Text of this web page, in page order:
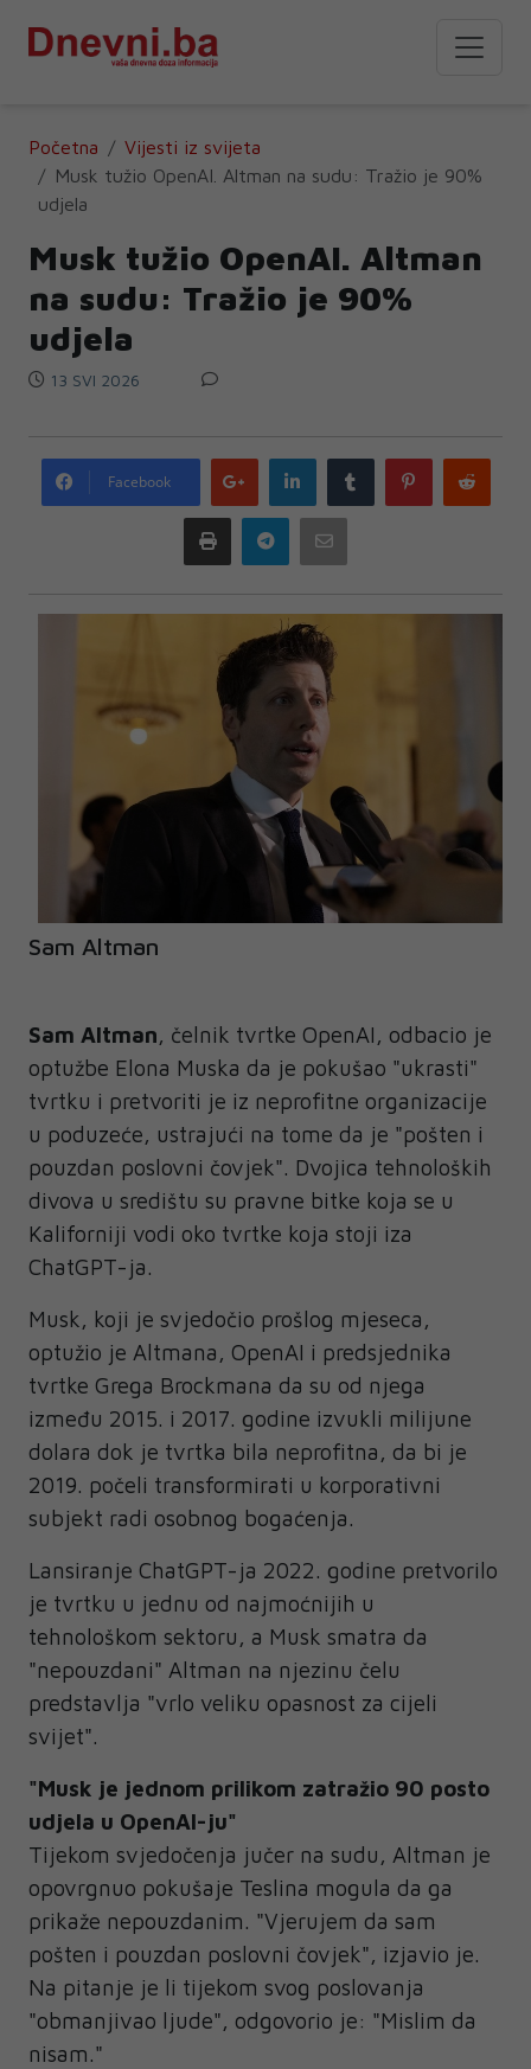
Početna
Vijesti iz svijeta
Musk tužio OpenAI. Altman na sudu: Tražio je 90%
udjela
Musk tužio OpenAI. Altman
na sudu: Tražio je 90%
udjela
13 SVI 2026
Facebook
Google
plus
LinkedIn Tumblr Pinterest
Print Telegram
Sam Altman
Sam Altman, čelnik tvrtke OpenAI, odbacio je
optužbe Elona Muska da je pokušao "ukrasti"
tvrtku i pretvoriti je iz neprofitne organizacije
u poduzeće, ustrajući na tome da je "pošten i
pouzdan poslovni čovjek". Dvojica tehnoloških
divova u središtu su pravne bitke koja se u
Kaliforniji vodi oko tvrtke koja stoji iza
ChatGPT-ja.
Musk, koji je svjedočio prošlog mjeseca,
optužio je Altmana, OpenAI i predsjednika
tvrtke Grega Brockmana da su od njega
između 2015. i 2017. godine izvukli milijune
dolara dok je tvrtka bila neprofitna, da bi je
2019. počeli transformirati u korporativni
subjekt radi osobnog bogaćenja.
Lansiranje ChatGPT-ja 2022. godine pretvorilo
je tvrtku u jednu od najmoćnijih u
tehnološkom sektoru, a Musk smatra da
"nepouzdani" Altman na njezinu čelu
predstavlja "vrlo veliku opasnost za cijeli
svijet".
"Musk je jednom prilikom zatražio 90 posto
udjela u OpenAI-ju"
Tijekom svjedočenja jučer na sudu, Altman je
opovrgnuo pokušaje Teslina mogula da ga
prikaže nepouzdanim. "Vjerujem da sam
pošten i pouzdan poslovni čovjek", izjavio je.
Na pitanje je li tijekom svog poslovanja
"obmanjivao ljude", odgovorio je: "Mislim da
nisam."